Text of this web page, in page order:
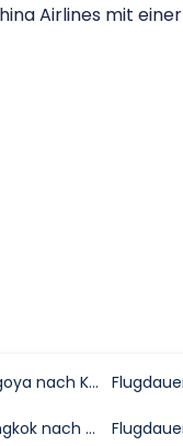
Airlines mit
Flugdauer von Nagoya nach Kaohsiung
Flugdauer von Bangkok nach Kaohsiung